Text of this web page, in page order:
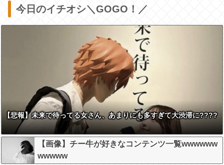
今日のイチオシ＼GOGO！／
【悲報】未来で待ってる女さん、あまりにも多すぎて大渋滞に????
【画像】チー牛が好きなコンテンツ一覧wwwwww
wwwww